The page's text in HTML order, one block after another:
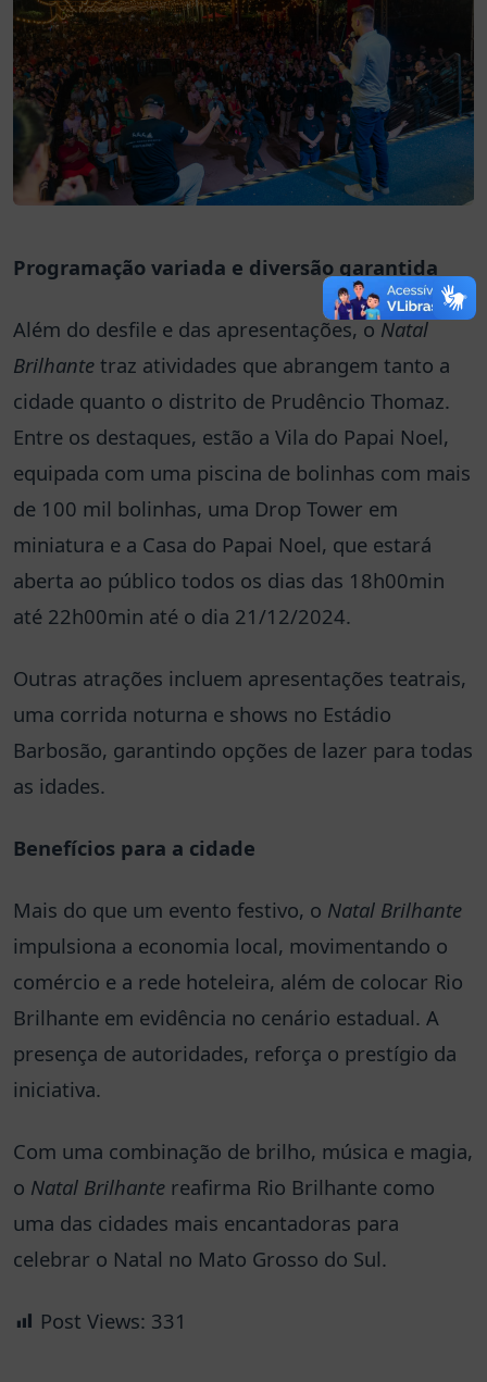
Programação variada e diversão garantida
Além do desfile e das apresentações, o Natal
Brilhante traz atividades que abrangem tanto a
cidade quanto o distrito de Prudêncio Thomaz.
Entre os destaques, estão a Vila do Papai Noel,
equipada com uma piscina de bolinhas com mais
de 100 mil bolinhas, uma Drop Tower em
miniatura e a Casa do Papai Noel, que estará
aberta ao público todos os dias das 18h00min
até 22h00min até o dia 21/12/2024.
Outras atrações incluem apresentações teatrais,
uma corrida noturna e shows no Estádio
Barbosão, garantindo opções de lazer para todas
as idades.
Benefícios para a cidade
Mais do que um evento festivo, o Natal Brilhante
impulsiona a economia local, movimentando o
comércio e a rede hoteleira, além de colocar Rio
Brilhante em evidência no cenário estadual. A
presença de autoridades, reforça o prestígio da
iniciativa.
Com uma combinação de brilho, música e magia,
o Natal Brilhante reafirma Rio Brilhante como
uma das cidades mais encantadoras para
celebrar o Natal no Mato Grosso do Sul.
Post Views: 331